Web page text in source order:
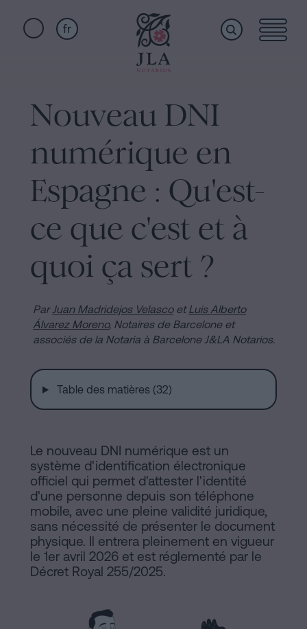
fr
Services
Qui
sommes-
nous
Installations
Notaire
en
ligne
Blog
Contacter
rapides
Serment
de
Nationalité
Notaire
pour
Successions
Barcelone
de
Vente
à
Barcelone
Hypothèques
couple
de
fait
à
Barcelone
Notaire
en
Commercial
Nouveau DNI
numérique en
Espagne : Qu'est-
ce que c'est et à
quoi ça sert ?
Par Juan Madridejos VelascoetLuis Alberto
Álvarez Moreno, Notaires de Barcelone et
associés de la Notaria à Barcelone J&LA Notarios.
Table des matières (32)
Le nouveau DNI numérique est un
système d'identification électronique
officiel qui permet d'attester l'identité
d'une personne depuis son téléphone
mobile, avec une pleine validité juridique,
sans nécessité de présenter le document
physique. Il entrera pleinement en vigueur
le 1er avril 2026 et est réglementé par le
Décret Royal 255/2025.